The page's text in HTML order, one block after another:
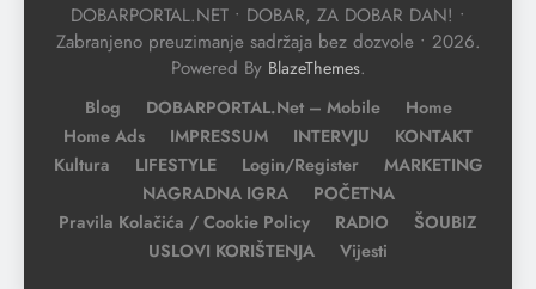
DOBARPORTAL.NET • DOBAR, ZA DOBAR DAN! •
Zabranjeno preuzimanje sadržaja bez dozvole • 2026.
Powered By BlazeThemes.
Blog DOBARPORTAL.net – Mobile
Home
Home Ads
IMPRESSUM INTERVJU
KONTAKT
Kultura
LIFESTYLE Login/Register
MARKETING
NAGRADNA IGRA
POČETNA
Pravila Kolačića / Cookie Policy
RADIO
ŠOUBIZ
USLOVI KORIŠTENJA
Vijesti